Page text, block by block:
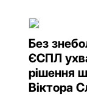
Без
ЄСПЛ
рішення
Віктора